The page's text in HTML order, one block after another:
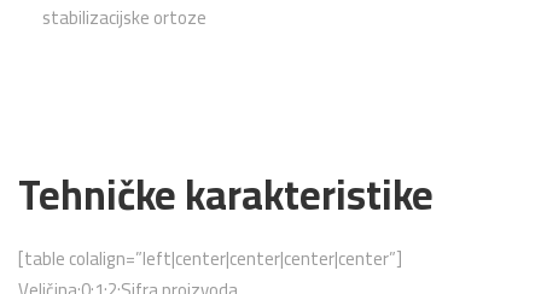
stabilizacijske ortoze
Tehničke karakteristike
[table colalign=”left|center|center|center|center”]